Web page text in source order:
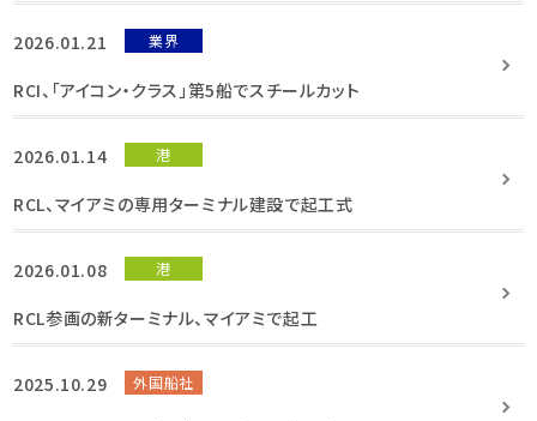
2026.01.21 業界
RCI、「アイコン・クラス」第5船でスチールカット
2026.01.14 港
RCL、マイアミの専用ターミナル建設で起工式
2026.01.08 港
RCL参画の新ターミナル、マイアミで起工
2025.10.29 外国船社